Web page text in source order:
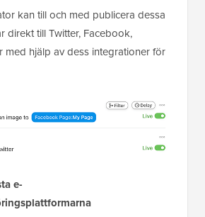
kan till och med publicera dessa
direkt till Twitter, Facebook,
med hjälp av dess integrationer för
e-